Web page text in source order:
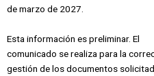
de marzo de 2027.
Esta información es preliminar. El
comunicado se realiza para la
gestión de los documentos